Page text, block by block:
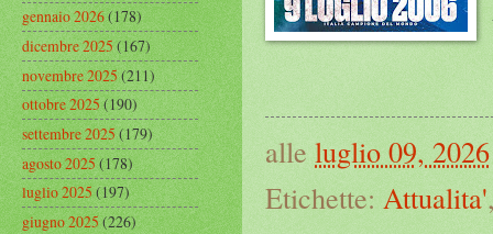
alle luglio 09, 2026
Etichette: Attualita'
gennaio 2026(178)
dicembre 2025(167)
novembre 2025(211)
ottobre 2025(190)
settembre 2025(179)
agosto 2025(178)
luglio 2025(197)
giugno 2025(226)